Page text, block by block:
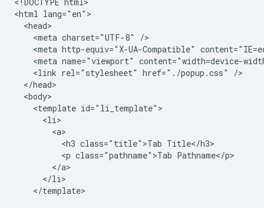
<!DOCTYPE html>
<html lang="en">
  <head>
    <meta charset="UTF-8" />
<meta http-equiv="X-UA-Compatible"
<meta name="viewport" content="width=device-
    <link rel="stylesheet" href="./popup.css" />
  </head>
  <body>
    <template id="li_template">
      <li>
        <a>
          <h3 class="title">Tab Title</h3>
          <p class="pathname">Tab Pathname</p>
        </a>
      </li>
    </template>